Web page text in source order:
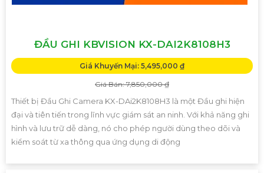
ĐẦU GHI KBVISION KX-DAI2K8108H3
Giá Khuyến Mại: 5,495,000 ₫
Giá Bán: 7,850,000 ₫
Thiết bị Đầu Ghi Camera KX-DAi2K8108H3 là một Đầu ghi hiện
đại và tiên tiến trong lĩnh vực giám sát an ninh. Với khả năng ghi
hình và lưu trữ dễ dàng, nó cho phép người dùng theo dõi và
kiểm soát từ xa thông qua ứng dụng di động